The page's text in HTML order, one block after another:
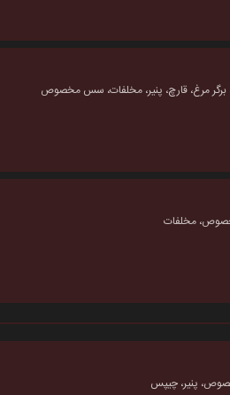
برگر مرغ، قارچ، پنیر، مخلفات، سس مخصوص
مخلفات
پنیر، چیپس